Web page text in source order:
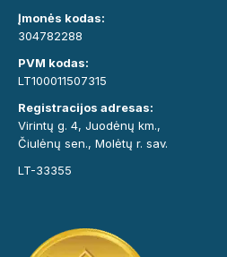
Įmonės kodas:
304782288
PVM kodas:
LT100011507315
Registracijos adresas:
Virintų g. 4, Juodėnų km.,
Čiulėnų sen., Molėtų r. sav.
LT-33355